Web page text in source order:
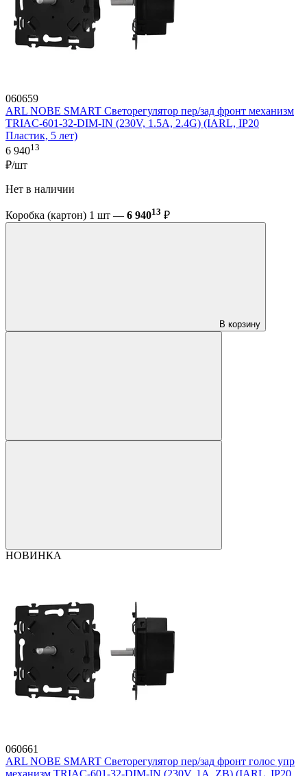
060659
ARL NOBE SMART Светорегулятор пер/зад фронт механизм
TRIAC-601-32-DIM-IN (230V, 1.5A, 2.4G) (IARL, IP20
Пластик, 5 лет)
6 94013
₽/шт
Нет в наличии
Коробка (картон) 1 шт — 6 94013 ₽
В корзину
НОВИНКА
060661
ARL NOBE SMART Светорегулятор пер/зад фронт голос упр